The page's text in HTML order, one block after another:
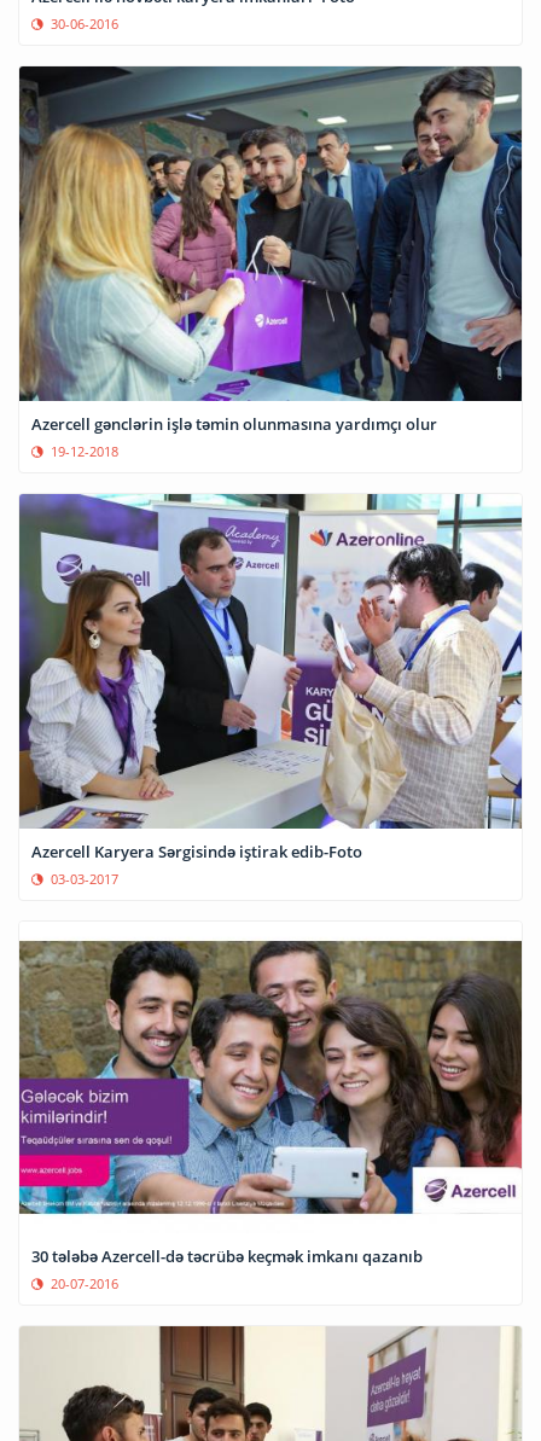
30-06-2016
Azercell gənclərin işlə təmin olunmasına yardımçı olur
19-12-2018
Azercell Karyera Sərgisində iştirak edib-Foto
03-03-2017
30 tələbə Azercell-də təcrübə keçmək imkanı qazanıb
20-07-2016